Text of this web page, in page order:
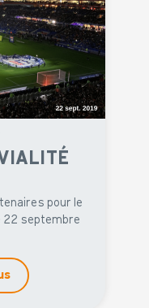
pour le
22 septembre